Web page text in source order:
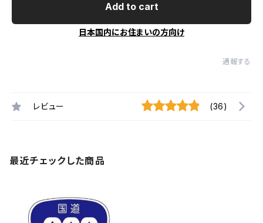
Add to cart
日本国内にお住まいの方向け
通報する
レビュー (36)
最近チェックした商品